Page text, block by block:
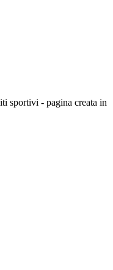
sportivi - pagina creata in